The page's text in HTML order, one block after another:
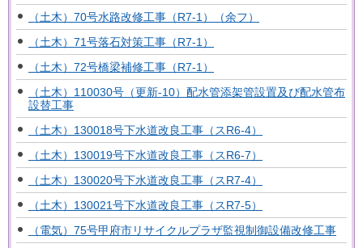
（土木）70号水路改修工事（R7-1）（余フ）
（土木）71号落石対策工事（R7-1）
（土木）72号橋梁補修工事（R7-1）
（土木）110030号（更新-10）配水管添架管設置及び配水管布
設替工事
（土木）130018号下水道改良工事（スR6-4）
（土木）130019号下水道改良工事（スR6-7）
（土木）130020号下水道改良工事（スR7-4）
（土木）130021号下水道改良工事（スR7-5）
（電気）75号甲府市リサイクルプラザ監視制御設備改修工事